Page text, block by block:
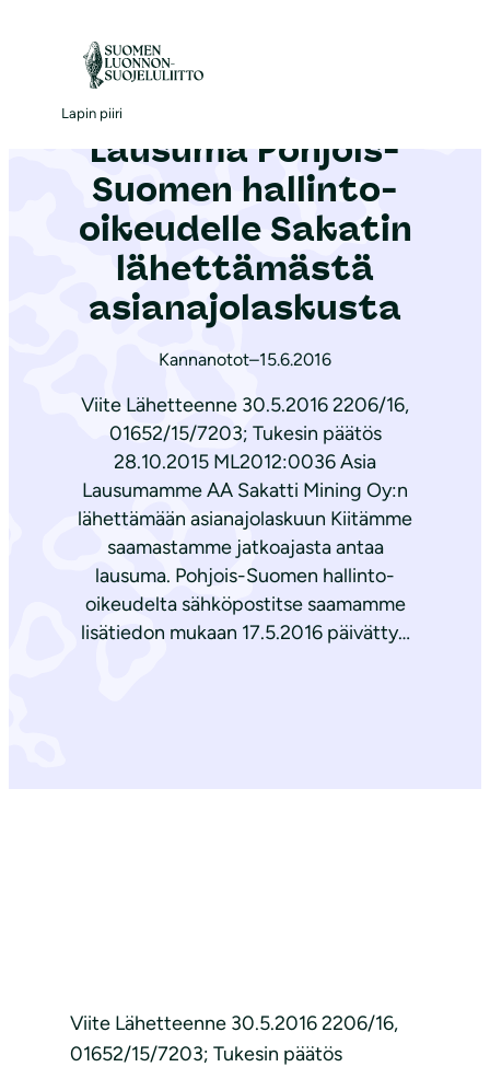
Lapin piiri
Etusivu|Ajankohtaista
Lausuma Pohjois-
Suomen hallinto-
oikeudelle Sakatin
lähettämästä
asianajolaskusta
Kannanotot–15.6.2016
Viite Lähetteenne 30.5.2016 2206/16,
01652/15/7203; Tukesin päätös
28.10.2015 ML2012:0036 Asia
Lausumamme AA Sakatti Mining Oy:n
lähettämään asianajolaskuun Kiitämme
saamastamme jatkoajasta antaa
lausuma. Pohjois-Suomen hallinto-
oikeudelta sähköpostitse saamamme
lisätiedon mukaan 17.5.2016 päivätty…
Viite Lähetteenne 30.5.2016 2206/16,
01652/15/7203; Tukesin päätös